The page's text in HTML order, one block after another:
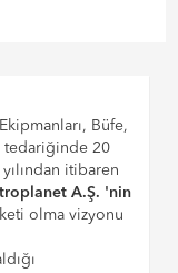
Büfe,
tedariğinde 20
itibaren
A.Ş. 'nin
olma vizyonu